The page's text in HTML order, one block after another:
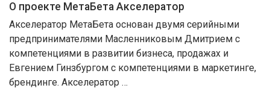
О проекте МетаБета Акселератор
Акселератор МетаБета основан двумя серийными
предпринимателями Масленниковым Дмитрием с
компетенциями в развитии бизнеса, продажах и
Евгением Гинзбургом с компетенциями в маркетинге,
брендинге. Акселератор …